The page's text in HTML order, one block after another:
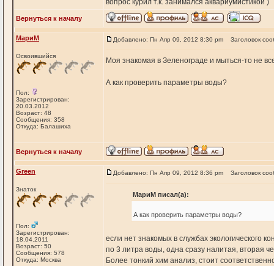
вопрос курил т.к. занимался аквариумистикой )
Вернуться к началу
МариМ
Освоившийся
Пол:
Зарегистрирован:
20.03.2012
Возраст: 48
Сообщения: 358
Откуда: Балашиха
Добавлено: Пн Апр 09, 2012 8:30 pm Заголовок
Моя знакомая в Зеленограде и мыться-то не
А как проверить параметры воды?
Вернуться к началу
Green
Знаток
Пол:
Зарегистрирован:
18.04.2011
Возраст: 50
Сообщения: 578
Откуда: Москва
Добавлено: Пн Апр 09, 2012 8:36 pm Заголовок
МариМ писал(а):
А как проверить параметры воды?
если нет знакомых в службах экологического
по 3 литра воды, одна сразу налитая, вторая
Более тонкий хим анализ, стоит